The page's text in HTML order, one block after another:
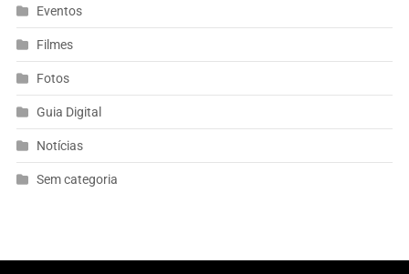
Eventos
Filmes
Fotos
Guia Digital
Notícias
Sem categoria